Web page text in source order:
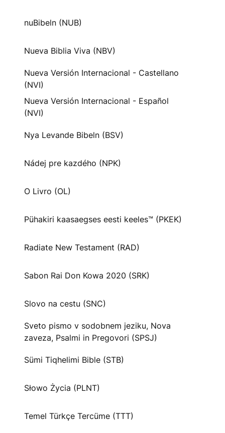
nuBibeln (NUB)
Nueva Biblia Viva (NBV)
Nueva Versión Internacional - Castellano
(NVI)
Nueva Versión Internacional - Español
(NVI)
Nya Levande Bibeln (BSV)
Nádej pre kazdého (NPK)
O Livro (OL)
Pühakiri kaasaegses eesti keeles™ (PKEK)
Radiate New Testament (RAD)
Sabon Rai Don Kowa 2020 (SRK)
Slovo na cestu (SNC)
Sveto pismo v sodobnem jeziku, Nova
zaveza, Psalmi in Pregovori (SPSJ)
Sümi Tiqhelimi Bible (STB)
Słowo Życia (PLNT)
Temel Türkçe Tercüme (TTT)